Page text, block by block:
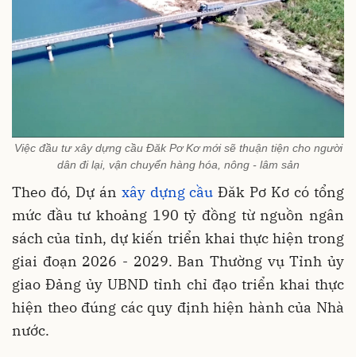
Việc đầu tư xây dựng cầu Đăk Pơ Kơ mới sẽ thuận tiện cho người
dân đi lại, vận chuyển hàng hóa, nông - lâm sản
Theo đó, Dự án xây dựng cầu Đăk Pơ Kơ có tổng
mức đầu tư khoảng 190 tỷ đồng từ nguồn ngân
sách của tỉnh, dự kiến triển khai thực hiện trong
giai đoạn 2026 - 2029. Ban Thường vụ Tỉnh ủy
giao Đảng ủy UBND tỉnh chỉ đạo triển khai thực
hiện theo đúng các quy định hiện hành của Nhà
nước.